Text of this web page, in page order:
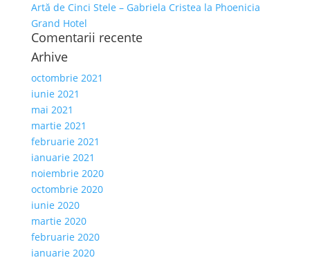
Artă de Cinci Stele – Gabriela Cristea la Phoenicia
Grand Hotel
Comentarii recente
Arhive
octombrie 2021
iunie 2021
mai 2021
martie 2021
februarie 2021
ianuarie 2021
noiembrie 2020
octombrie 2020
iunie 2020
martie 2020
februarie 2020
ianuarie 2020